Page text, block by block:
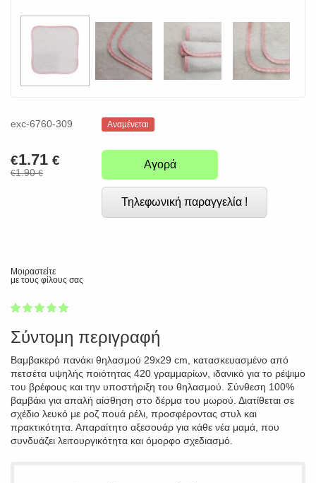
exc-6760-309 Αναμένεται
€1.71 €
€1.90€
Αγορά
Τηλεφωνική παραγγελία !
Μοιραστείτε
με τους φίλους σας
1
2
3
4
5
Σύντομη περιγραφή
Βαμβακερό πανάκι θηλασμού 29x29 cm, κατασκευασμένο από
πετσέτα υψηλής ποιότητας 420 γραμμαρίων, ιδανικό για το ρέψιμο
του βρέφους και την υποστήριξη του θηλασμού. Σύνθεση 100%
βαμβάκι για απαλή αίσθηση στο δέρμα του μωρού. Διατίθεται σε
σχέδιο λευκό με ροζ πουά ρέλι, προσφέροντας στυλ και
πρακτικότητα. Απαραίτητο αξεσουάρ για κάθε νέα μαμά, που
συνδυάζει λειτουργικότητα και όμορφο σχεδιασμό.